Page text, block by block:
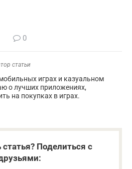
0
статьи
играх и казуальном
о лучших приложениях,
на покупках в играх.
Поделиться с